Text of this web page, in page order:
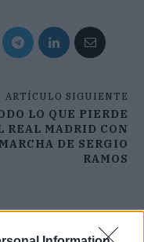
ARTÍCULO SIGUIENTE
LO QUE PIERDE
REAL MADRID CON
DE SERGIO
RAMOS